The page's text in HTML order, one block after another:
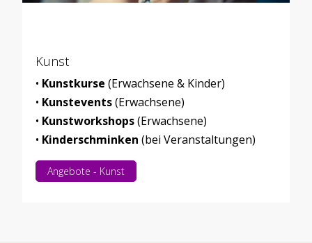
Kunst
• Kunstkurse (Erwachsene & Kinder)
• Kunstevents(Erwachsene)
• Kunstworkshops(Erwachsene)
• Kinderschminken (bei Veranstaltungen)
Angebote - Kunst